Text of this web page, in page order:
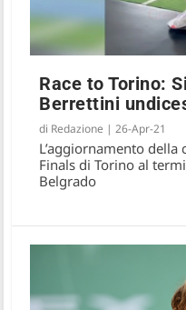
Race to Torino:
Berrettini
di Redazione |26-Apr-21
L’aggiornamento della
Finals di Torino al
Belgrado